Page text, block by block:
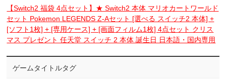
【Switch2 福袋 4点セット】★ Switch2 本体 マリオカートワールド
セット Pokemon LEGENDS Z-Aセット [選べる スイッチ2 本体] +
[ソフト1枚] + [専用ケース] + [画面フィルム1枚] 4点セット クリス
マス プレゼント 任天堂 スイッチ 2 本体 誕生日 日本語・国内専用
ゲームタイトルタグ